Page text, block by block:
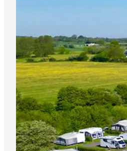
Reiseplanung